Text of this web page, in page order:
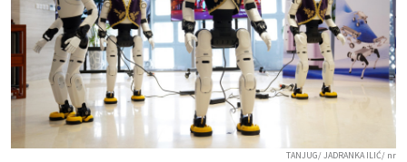
TANJUG/ JADRANKA ILIĆ/ nr